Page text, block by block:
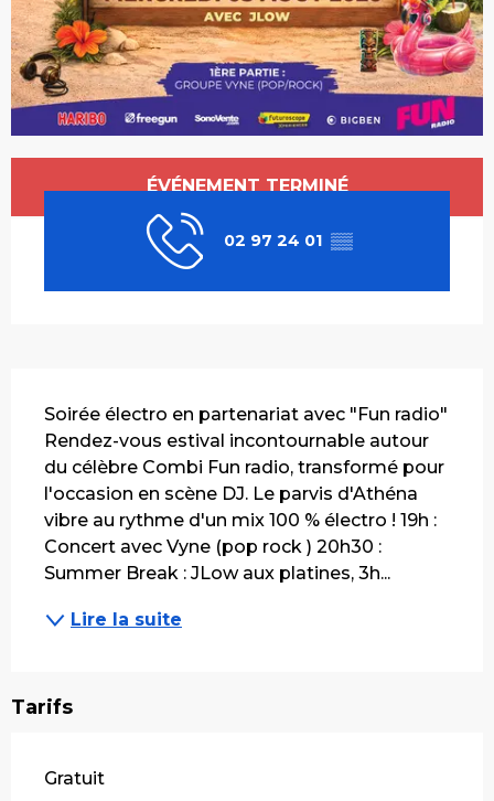
Ouverture et coordonnées
ÉVÉNEMENT TERMINÉ
02 97 24 01 ▒▒
Soirée électro en partenariat avec "Fun radio"
Rendez-vous estival incontournable autour
du célèbre Combi Fun radio, transformé pour
l'occasion en scène DJ. Le parvis d'Athéna
vibre au rythme d'un mix 100 % électro ! 19h :
Concert avec Vyne (pop rock ) 20h30 :
Summer Break : JLow aux platines, 3h...
Lire la suite
Tarifs
Gratuit